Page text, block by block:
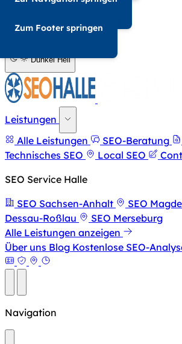
Zum Footer springen
A- A+
Dunkel Hell
Leistungen
Alle Leistungen
SEO-Beratung
Technisches SEO
Local SEO
SEO Service Halle
SEO Sachsen-Anhalt
SEO
Dessau-Roßlau
SEO Merseburg
Alle Leistungen anzeigen
Über uns Blog Kostenlose SEO-
Navigation